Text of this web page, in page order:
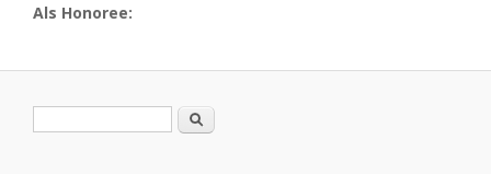
Als Honoree:
Suche